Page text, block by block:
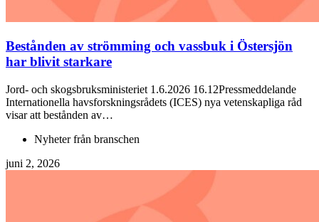
Bestånden av strömming och vassbuk i Östersjön
har blivit starkare
Jord- och skogsbruksministeriet 1.6.2026 16.12Pressmeddelande
Internationella havsforskningsrådets (ICES) nya vetenskapliga råd
visar att bestånden av…
Nyheter från branschen
juni 2, 2026